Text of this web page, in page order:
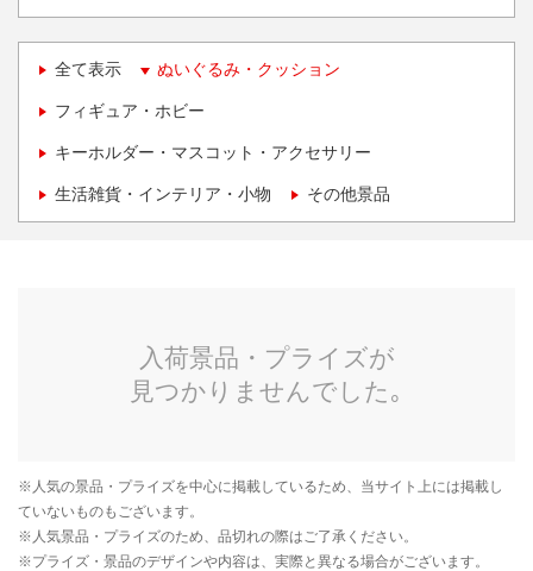
全て表示 ぬいぐるみ・クッション
フィギュア・ホビー
キーホルダー・マスコット・アクセサリー
生活雑貨・インテリア・小物 その他景品